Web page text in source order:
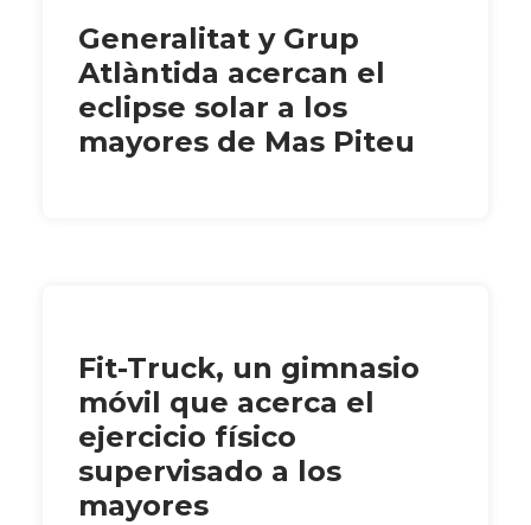
Generalitat y Grup
Atlàntida acercan el
eclipse solar a los
mayores de Mas Piteu
Fit-Truck, un gimnasio
móvil que acerca el
ejercicio físico
supervisado a los
mayores